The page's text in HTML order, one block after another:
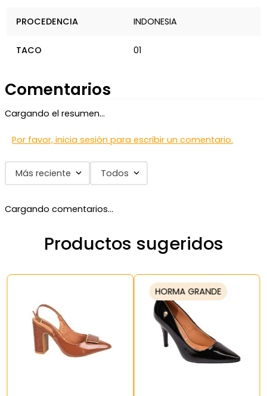
PROCEDENCIA INDONESIA
TACO 01
Comentarios
Cargando el resumen…
Por favor, inicia sesión para escribir un comentario.
Más reciente Todos
Cargando comentarios…
Productos sugeridos
HORMA GRANDE